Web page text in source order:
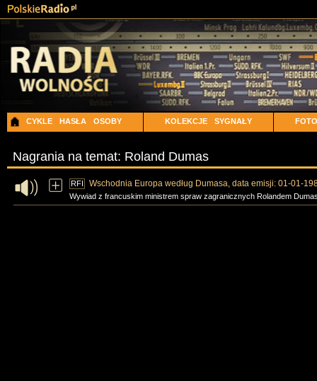
CYKLE HASŁA OSOBY KOLEKCJE SYGNAŁY FOTO
Nagrania na temat: Roland Dumas
RFI Wschodnia Europa według Dumasa, data emisji: 01-01-
Wywiad z francuskim ministrem spraw zagranicznych Rolandem